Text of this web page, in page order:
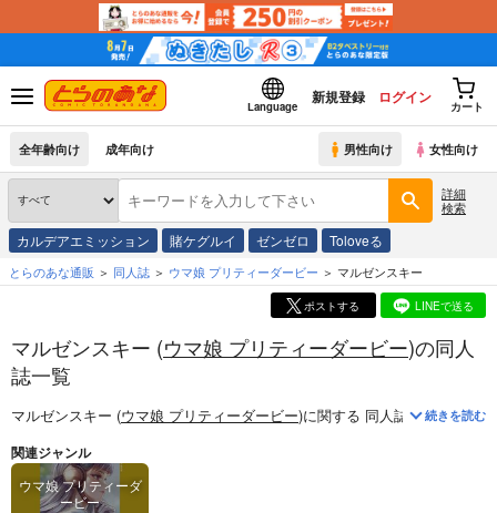
Language
新規登録 ログイン
カート
全年齢向け 成年向け 男性向け 女性向け
詳細
検索
カルデアエミッション 賭ケグルイ ゼンゼロ Toloveる
とらのあな通販 同人誌 ウマ娘 プリティーダービー マルゼンスキー
ポストする LINEで送る
マルゼンスキー (ウマ娘 プリティーダービー)の同人
誌一覧
マルゼンスキー (ウマ娘 プリティーダービー)に関する 同人誌 は、4件お
続きを読む
関連ジャンル
ウマ娘 プリティーダ
ービー